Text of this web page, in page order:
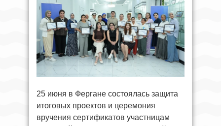
25 июня в Фергане состоялась защита
итоговых проектов и церемония
вручения сертификатов участницам